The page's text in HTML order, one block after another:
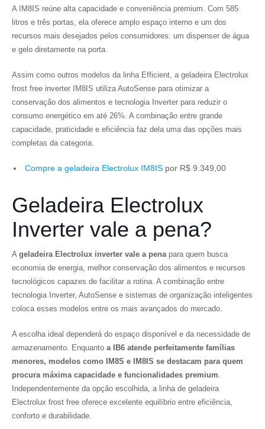
A IM8IS reúne alta capacidade e conveniência premium. Com 585
litros e três portas, ela oferece amplo espaço interno e um dos
recursos mais desejados pelos consumidores: um dispenser de água
e gelo diretamente na porta.
Assim como outros modelos da linha Efficient, a geladeira Electrolux
frost free inverter IM8IS utiliza AutoSense para otimizar a
conservação dos alimentos e tecnologia Inverter para reduzir o
consumo energético em até 26%. A combinação entre grande
capacidade, praticidade e eficiência faz dela uma das opções mais
completas da categoria.
Compre a geladeira Electrolux IM8IS por R$ 9.349,00
Geladeira Electrolux
Inverter vale a pena?
A geladeira Electrolux inverter vale a penapara quem busca
economia de energia, melhor conservação dos alimentos e recursos
tecnológicos capazes de facilitar a rotina. A combinação entre
tecnologia Inverter, AutoSense e sistemas de organização inteligentes
coloca esses modelos entre os mais avançados do mercado.
A escolha ideal dependerá do espaço disponível e da necessidade de
armazenamento. Enquanto a IB6 atende perfeitamente famílias
menores, modelos como IM8S e IM8IS se destacam para quem
procura máxima capacidade e funcionalidades premium.
Independentemente da opção escolhida, a linha de geladeira
Electrolux frost free oferece excelente equilíbrio entre eficiência,
conforto e durabilidade.